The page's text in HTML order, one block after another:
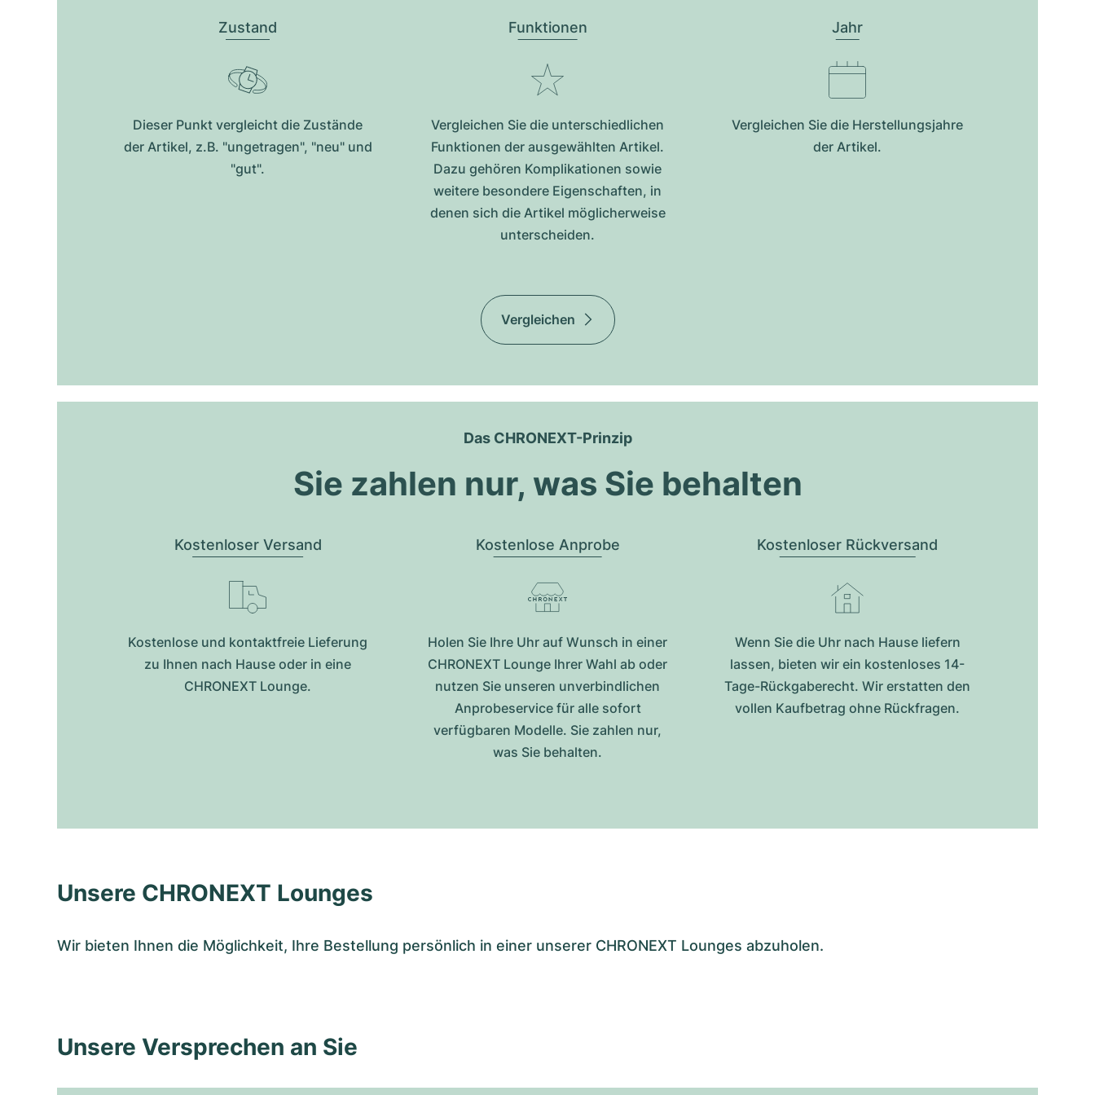
Zustand
Dieser Punkt vergleicht die Zustände
der Artikel, z.B. "ungetragen", "neu" und
"gut".
Funktionen
Vergleichen Sie die unterschiedlichen
Funktionen der ausgewählten Artikel.
Dazu gehören Komplikationen sowie
weitere besondere Eigenschaften, in
denen sich die Artikel möglicherweise
unterscheiden.
Jahr
Vergleichen Sie die Herstellungsjahre
der Artikel.
Vergleichen
Das CHRONEXT-Prinzip
Sie zahlen nur, was Sie behalten
Kostenloser Versand
Kostenlose und kontaktfreie Lieferung
zu Ihnen nach Hause oder in eine
CHRONEXT Lounge.
Kostenlose Anprobe
Holen Sie Ihre Uhr auf Wunsch in einer
CHRONEXT Lounge Ihrer Wahl ab oder
nutzen Sie unseren unverbindlichen
Anprobeservice für alle sofort
verfügbaren Modelle. Sie zahlen nur,
was Sie behalten.
Kostenloser Rückversand
Wenn Sie die Uhr nach Hause liefern
lassen, bieten wir ein kostenloses 14-
Tage-Rückgaberecht. Wir erstatten den
vollen Kaufbetrag ohne Rückfragen.
Unsere CHRONEXT Lounges
Wir bieten Ihnen die Möglichkeit, Ihre Bestellung persönlich in einer unserer CHRONEXT Lounges abzuholen.
Unsere Versprechen an Sie